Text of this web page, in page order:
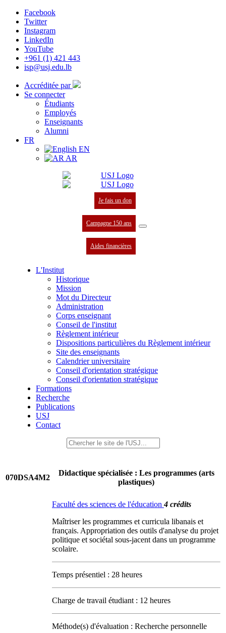
Facebook
Twitter
Instagram
LinkedIn
YouTube
+961 (1) 421 443
isp@usj.edu.lb
Accréditée par
Se connecter
Étudiants
Employés
Enseignants
Alumni
FR
EN
AR
Je fais un don
Campagne 150 ans
Aides financières
L'Institut
Historique
Mission
Mot du Directeur
Administration
Corps enseignant
Conseil de l'institut
Règlement intérieur
Dispositions particulières du Règlement intérieur
Site des enseignants
Calendrier universitaire
Conseil d'orientation stratégique
Conseil d'orientation stratégique
Formations
Recherche
Publications
USJ
Contact
070DSA4M2
Didactique spécialisée : Les programmes (arts
plastiques)
Faculté des sciences de l'éducation4 crédits
Maîtriser les programmes et curricula libanais et
français. Appropriation des outils d'analyse du projet
politique et sociétal sous-jacent dans un programme
scolaire.
Temps présentiel : 28 heures
Charge de travail étudiant : 12 heures
Méthode(s) d'évaluation : Recherche personnelle